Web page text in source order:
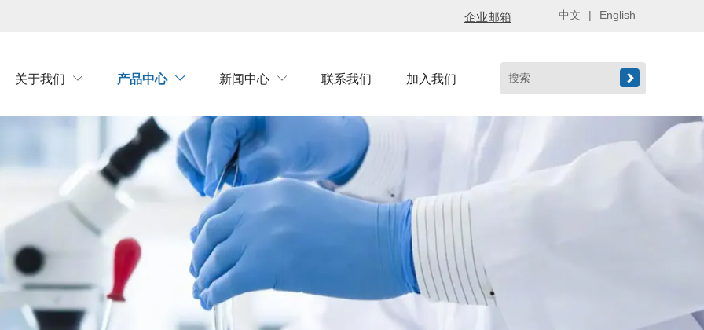
关于我们  产品中心  新闻中心  联系我们 加入我们 
中文 | English
企业邮箱